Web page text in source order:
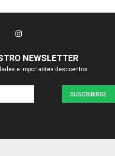
NEWSLETTER
e importantes descuentos
SUSCRIBIRSE